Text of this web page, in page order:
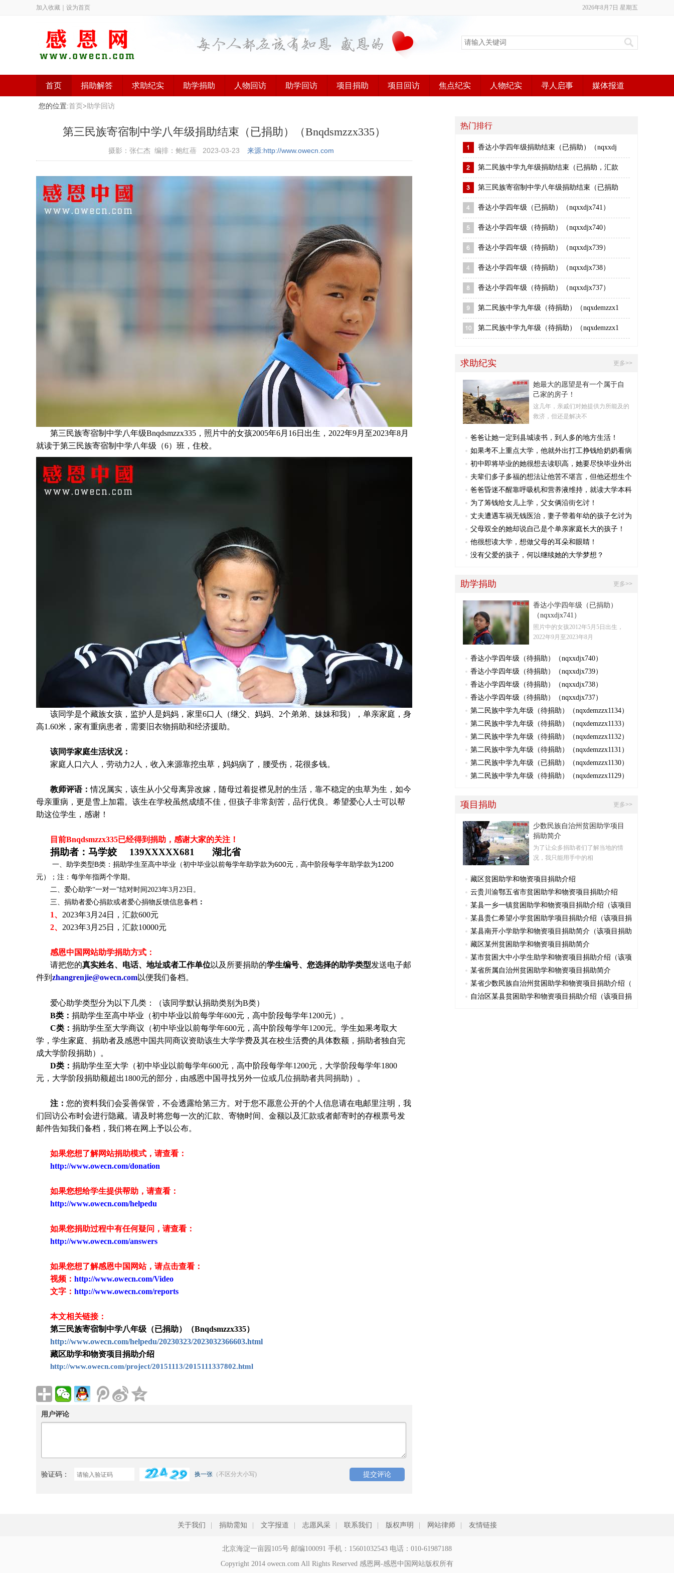
2026年8月7日 星期五
加入收藏 设为首页
首页 捐助解答 求助纪实 助学捐助 人物回访 助学回访 项目捐助 项目回访 焦点纪实 人物纪实 寻人启事 媒体报道
您的位置:首页 >助学回访
第三民族寄宿制中学八年级捐助结束（已捐助）（Bnqdsmzzx335）
摄影：张仁杰 编排：鲍红蓓 2023-03-23 来源:http://www.owecn.com
第三民族寄宿制中学八年级Bnqdsmzzx335，照片中的女孩2005年6月16日 出生， 2022年9月至2023年8月
就读于第三民族寄宿制中学八年级 （6）班 ，住校。
该同学是个藏族女孩，监护人是妈妈，家里6口人（继父、妈妈、2个弟弟、妹妹和我），单亲家庭，身
高1.60米，家有重病患者，需要旧衣物捐助和经济援助。
该同学家庭生活状况：
家庭人口六人，劳动力2人，收入来源靠挖虫草，妈妈病了，腰受伤，花很多钱。
教师评语：情况属实，该生从小父母离异改嫁，随母过着捉襟见肘的生活，靠不稳定的虫草为生，如今
母亲重病，更是雪上加霜。该生在学校虽然成绩不佳，但孩子非常刻苦，品行优良。希望爱心人士可以帮
助这位学生，感谢！
目前Bnqdsmzzx335已经得到捐助，感谢大家的关注！
捐助者：马学姣 139XXXXX681 湖北省
一、助学类型B类：捐助学生至高中毕业（初中毕业以前每学年助学款为600元，高中阶段每学年助学款为1200
元）；注：每学年指两个学期。
二、爱心助学“一对一”结对时间2023年3月23日。
三、捐助者爱心捐款或者爱心捐物反馈信息备档 ：
1、 2023年3月24日，汇款600元
2、 2023年3月25日，汇款10000元
感恩中国网站助学捐助方式：
请把您的真实姓名、电话、地址或者工作单位以及所要捐助的学生编号、您选择的助学类型发送电子邮
件到 zhangrenjie@owecn.com以便我们备档。
爱心助学类型分为以下几类：（该同学默认捐助类别为B类）
B类： 捐助学生至高中毕业（初中毕业以前每学年600元，高中阶段每学年1200元）。
C类： 捐助学生至大学商议（初中毕业以前每学年600元，高中阶段每学年1200元。 学生如果考取大
学， 学生家庭、捐助者及感恩中国共同商议资助该生大学学费及其在校生活费的具体数额，捐助者独自完
成大学阶段捐助）。
D类： 捐助学生至大学（初中毕业以前每学年600元，高中阶段每学年1200元，大学阶段每学年1800
元，大学阶段捐助额超出1800元的部分，由感恩中国寻找另外一位或几位捐助者共同捐助）。
注： 您的资料我们会妥善保管，不会透露给第三方。对于您不愿意公开的个人信息请在电邮里注明，我
们回访公布时会进行隐藏。请及时将您每一次的汇款、寄物时间、金额以及汇款或者邮寄时的存根票号发
邮件告知我们备档，我们将在网上予以公布。
如果您想了解网站捐助模式，请查看：
http://www.owecn.com/donation
如果您想给学生提供帮助，请查看 ：
http://www.owecn.com/helpedu
如果您捐助过程中有任何疑问，请查看 ：
http://www.owecn.com/answers
如果您想了解感恩中国网站，请点击查看：
视频： http://www.owecn.com/Video
文字： http://www.owecn.com/reports
本文相关链接：
第三民族寄宿制中学八年级（已捐助）（Bnqdsmzzx335）
http://www.owecn.com/helpedu/20230323/2023032366603.html
藏区助学和物资项目捐助介绍
http://www.owecn.com/project/20151113/2015111337802.html
用户评论
验证码： 换一张 （不区分大小写)
热门排行
香达小学四年级捐助结束（已捐助）（nqxxdj
第二民族中学九年级捐助结束（已捐助，汇款
第三民族寄宿制中学八年级捐助结束（已捐助
香达小学四年级（已捐助）（nqxxdjx741）
香达小学四年级（待捐助）（nqxxdjx740）
香达小学四年级（待捐助）（nqxxdjx739）
香达小学四年级（待捐助）（nqxxdjx738）
香达小学四年级（待捐助）（nqxxdjx737）
第二民族中学九年级（待捐助）（nqxdemzzx1
第二民族中学九年级（待捐助）（nqxdemzzx1
更多>>
求助纪实
她最大的愿望是有一个属于自
己家的房子！
这几年，亲戚们对她提供力所能及的
救济，但还是解决不
爸爸让她一定到县城读书，到人多的地方生活！
如果考不上重点大学，他就外出打工挣钱给奶奶看病
初中即将毕业的她很想去读职高，她要尽快毕业外出
夫辈们多子多福的想法让他苦不堪言，但他还想生个
爸爸昏迷不醒靠呼吸机和营养液维持，就读大学本科
为了筹钱给女儿上学，父女俩沿街乞讨！
丈夫遭遇车祸无钱医治，妻子带着年幼的孩子乞讨为
父母双全的她却说自己是个单亲家庭长大的孩子！
他很想读大学，想做父母的耳朵和眼睛！
没有父爱的孩子，何以继续她的大学梦想？
更多>>
助学捐助
香达小学四年级（已捐助）
（nqxxdjx741）
照片中的女孩2012年5月5日出生，
2022年9月至2023年8月
香达小学四年级（待捐助）（nqxxdjx740）
香达小学四年级（待捐助）（nqxxdjx739）
香达小学四年级（待捐助）（nqxxdjx738）
香达小学四年级（待捐助）（nqxxdjx737）
第二民族中学九年级（待捐助）（nqxdemzzx1134）
第二民族中学九年级（待捐助）（nqxdemzzx1133）
第二民族中学九年级（待捐助）（nqxdemzzx1132）
第二民族中学九年级（待捐助）（nqxdemzzx1131）
第二民族中学九年级（已捐助）（nqxdemzzx1130）
第二民族中学九年级（待捐助）（nqxdemzzx1129）
更多>>
项目捐助
少数民族自治州贫困助学项目
捐助简介
为了让众多捐助者们了解当地的情
况，我只能用手中的相
藏区贫困助学和物资项目捐助介绍
云贵川渝鄂五省市贫困助学和物资项目捐助介绍
某县一乡一镇贫困助学和物资项目捐助介绍（该项目
某县贵仁希望小学贫困助学项目捐助介绍（该项目捐
某县南开小学助学和物资项目捐助简介（该项目捐助
藏区某州贫困助学和物资项目捐助简介
某市贫困大中小学生助学和物资项目捐助介绍（该项
某省所属自治州贫困助学和物资项目捐助简介
某省少数民族自治州贫困助学和物资项目捐助介绍（
自治区某县贫困助学和物资项目捐助介绍（该项目捐
关于我们 捐助需知 文字报道 志愿风采 联系我们 版权声明 网站律师 友情链接
北京海淀一亩园105号 邮编100091 手机：15601032543 电话：010-61987188
Copyright 2014 owecn.com All Rights Reserved 感恩网-感恩中国网站版权所有